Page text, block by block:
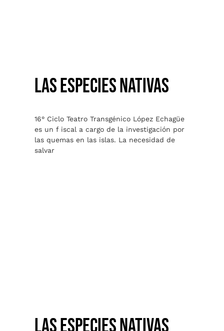
LAS ESPECIES NATIVAS
16° Ciclo Teatro Transgénico López Echagüe
es un f iscal a cargo de la investigación por
las quemas en las islas. La necesidad de
salvar